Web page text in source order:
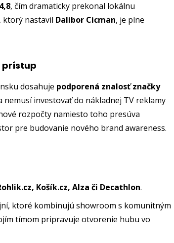
4,8, čím dramaticky prekonal lokálnu
ktorý nastavil Dalibor Cicman, je plne
prístup
dosahuje podporená znalosť značky
nemusí investovať do nákladnej TV reklamy
rozpočty namiesto toho presúva
pre budovanie nového brand awareness.
Košík.cz, Alza či Decathlon.
ktoré kombinujú showroom s komunitným
tímom pripravuje otvorenie hubu vo